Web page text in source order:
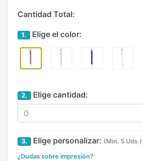
Cantidad Total:
1. Elige el color:
2. Elige cantidad:
3. Elige personalizar: (Min. 5 Uds.)
¿Dudas sobre impresión?